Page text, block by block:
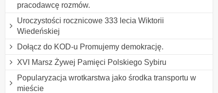
pracodawcę rozmów.
Uroczystości rocznicowe 333 lecia Wiktorii
Wiedeńskiej
Dołącz do KOD-u Promujemy demokrację.
XVI Marsz Żywej Pamięci Polskiego Sybiru
Popularyzacja wrotkarstwa jako środka transportu w
mieście